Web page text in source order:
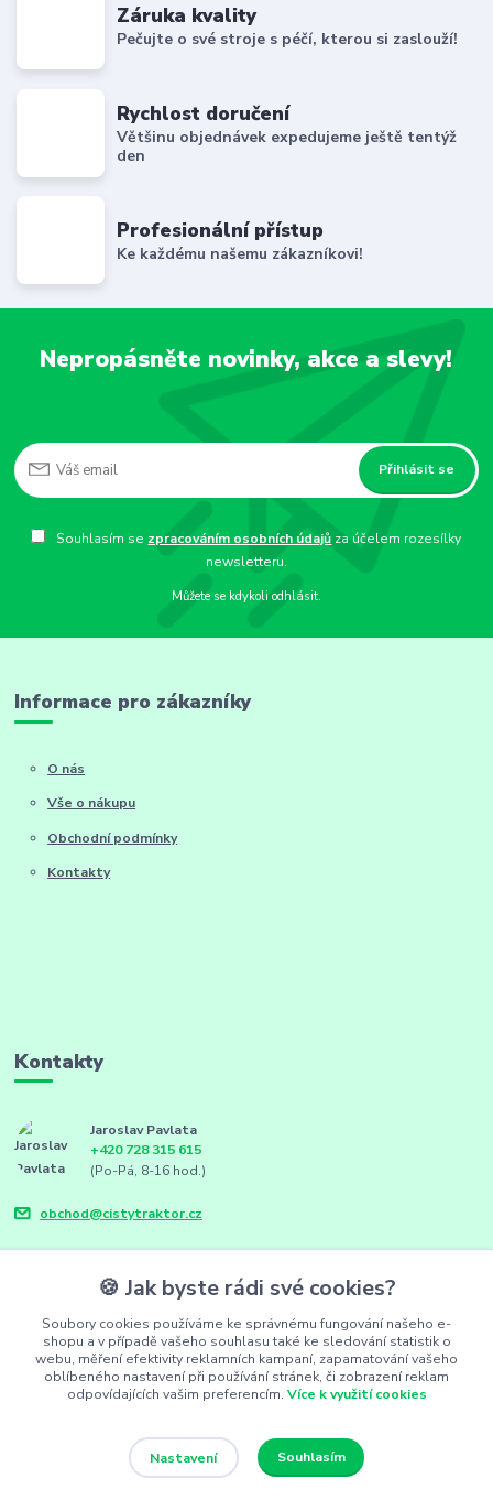
Záruka kvality
Pečujte o své stroje s péčí, kterou si zaslouží!
Rychlost doručení
Většinu objednávek expedujeme ještě tentýž
den
Profesionální přístup
Ke každému našemu zákazníkovi!
Nepropásněte novinky, akce a slevy!
Přihlásit se
Souhlasím se zpracováním osobních údajů za účelem rozesílky
newsletteru.
Můžete se kdykoli odhlásit.
Informace pro zákazníky
O nás
Vše o nákupu
Obchodní podmínky
Kontakty
Kontakty
Jaroslav Pavlata
+420 728 315 615
(Po-Pá, 8-16 hod.)
obchod@cistytraktor.cz
FarmSync.cz
🍪 Jak byste rádi své cookies?
Soubory cookies používáme ke správnému fungování našeho e-
shopu a v případě vašeho souhlasu také ke sledování statistik o
webu, měření efektivity reklamních kampaní, zapamatování vašeho
oblíbeného nastavení při používání stránek, či zobrazení reklam
odpovídajících vašim preferencím. Více k využití cookies
Nastavení Souhlasím